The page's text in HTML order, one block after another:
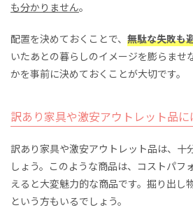
も分かりません。
配置を決めておくことで、 無駄な失敗も
いたあとの暮らしのイメージを膨らませ
かを事前に決めておくことが大切です。
訳あり家具や激安アウトレット品に
訳あり家具や激安アウトレット品は、十
しょう。このような商品は、コストパフ
えると大変魅力的な商品です。掘り出し
という方もいるでしょう。